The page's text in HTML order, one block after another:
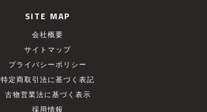
SITE MAP
会社概要
サイトマップ
プライバシーポリシー
特定商取引法に基づく表記
古物営業法に基づく表示
採用情報